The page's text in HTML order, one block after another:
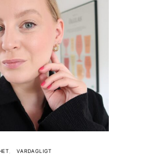
VARDAGLIGT